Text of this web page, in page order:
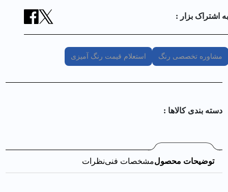
به اشتراک بزار :
مشاوره تخصصی رنگ استعلام قیمت رنگ آمیزی
دسته بندی کالا‌ها :
توضیحات محصولمشخصات فنینظرات